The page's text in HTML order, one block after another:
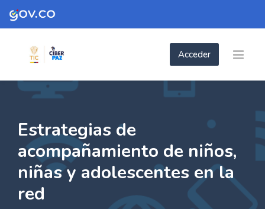
Skip to navigation
Skip to login form
Skip to footer
Saltar al contenido principal
Acceder
- Estrategias de acompañamiento de
Página Principal
- Estrategias de acompañamiento de niños, niñas y ...
- Estrategias de acompañamiento de
Estrategias de
acompañamiento de niños,
niñas y adolescentes en la
red